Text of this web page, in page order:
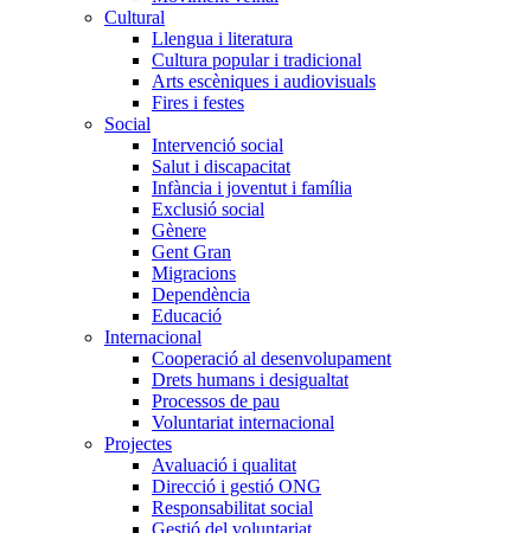
Cultural
Llengua i literatura
Cultura popular i tradicional
Arts escèniques i audiovisuals
Fires i festes
Social
Intervenció social
Salut i discapacitat
Infància i joventut i família
Exclusió social
Gènere
Gent Gran
Migracions
Dependència
Educació
Internacional
Cooperació al desenvolupament
Drets humans i desigualtat
Processos de pau
Voluntariat internacional
Projectes
Avaluació i qualitat
Direcció i gestió ONG
Responsabilitat social